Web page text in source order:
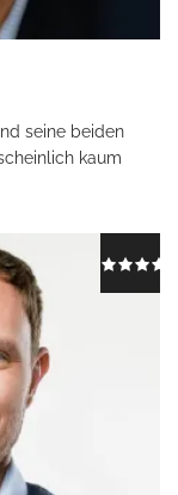
seine beiden
kaum